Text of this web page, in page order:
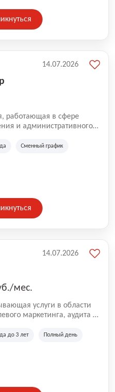
работающая в сфере
и административного
и
Сменный график
14.07.2026
мес.
услуги в области
маркетинга, аудита и
работаем на рынке с
с компаниями из
до 3 лет Полный день
14.07.2026